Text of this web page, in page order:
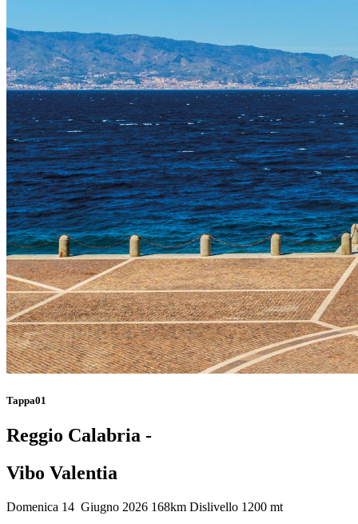
Tappa01
Reggio Calabria -
Vibo Valentia
Domenica 14 Giugno 2026 168km Dislivello 1200 mt